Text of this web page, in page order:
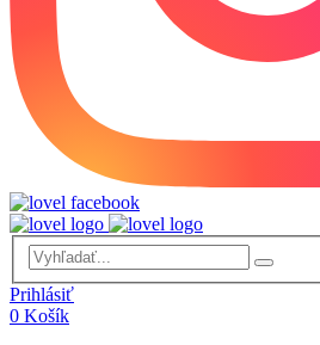
Prihlásiť
0 Košík